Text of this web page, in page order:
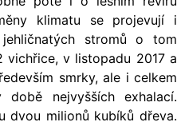
klimatu se projevují i
stromů o tom
v listopadu 2017 a
smrky, ale i celkem
nejvyšších exhalací.
dvou milionů kubíků dřeva.